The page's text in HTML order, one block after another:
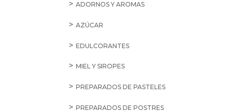
ADORNOS Y AROMAS
AZÚCAR
EDULCORANTES
MIEL Y SIROPES
PREPARADOS DE PASTELES
PREPARADOS DE POSTRES